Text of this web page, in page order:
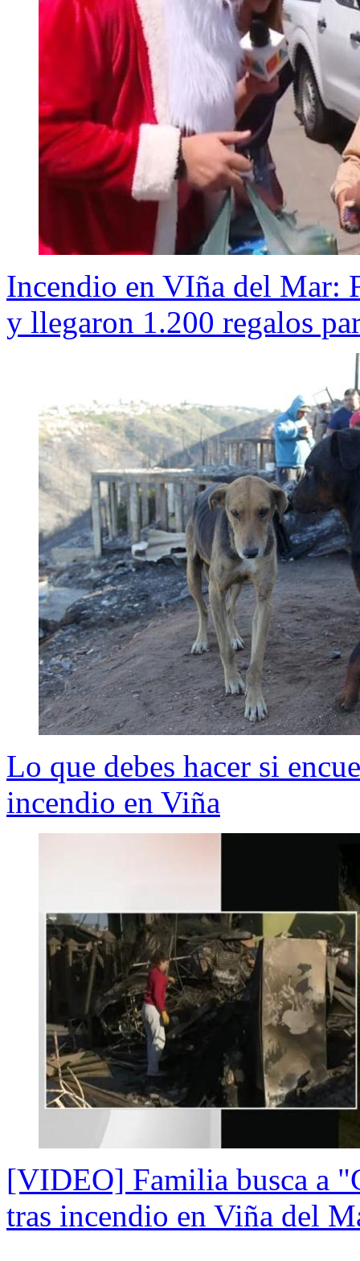
Incendio en VIña del Mar:
y llegaron 1.200 regalos
Lo que debes hacer si
incendio en Viña
[VIDEO] Familia busca a
tras incendio en Viña del